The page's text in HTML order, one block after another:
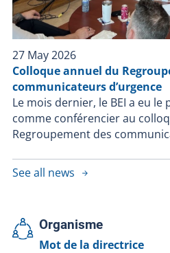
27 May 2026
Colloque annuel du
communicateurs d’urgence
Le mois dernier, le BEI a eu le
comme conférencier au
Regroupement des
See all news
Organisme
Mot de la directrice